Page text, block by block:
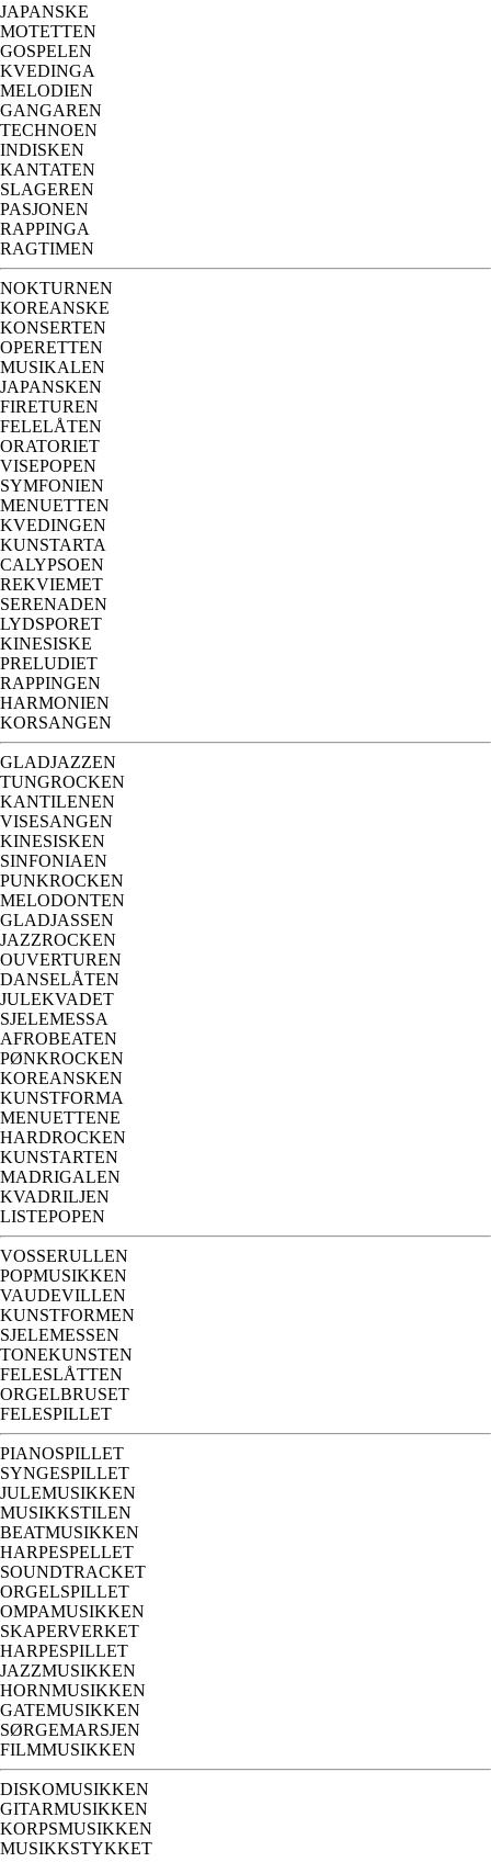
JAPANSKE
MOTETTEN
GOSPELEN
KVEDINGA
MELODIEN
GANGAREN
TECHNOEN
INDISKEN
KANTATEN
SLAGEREN
PASJONEN
RAPPINGA
RAGTIMEN
NOKTURNEN
KOREANSKE
KONSERTEN
OPERETTEN
MUSIKALEN
JAPANSKEN
FIRETUREN
FELELÅTEN
ORATORIET
VISEPOPEN
SYMFONIEN
MENUETTEN
KVEDINGEN
KUNSTARTA
CALYPSOEN
REKVIEMET
SERENADEN
LYDSPORET
KINESISKE
PRELUDIET
RAPPINGEN
HARMONIEN
KORSANGEN
GLADJAZZEN
TUNGROCKEN
KANTILENEN
VISESANGEN
KINESISKEN
SINFONIAEN
PUNKROCKEN
MELODONTEN
GLADJASSEN
JAZZROCKEN
OUVERTUREN
DANSELÅTEN
JULEKVADET
SJELEMESSA
AFROBEATEN
PØNKROCKEN
KOREANSKEN
KUNSTFORMA
MENUETTENE
HARDROCKEN
KUNSTARTEN
MADRIGALEN
KVADRILJEN
LISTEPOPEN
VOSSERULLEN
POPMUSIKKEN
VAUDEVILLEN
KUNSTFORMEN
SJELEMESSEN
TONEKUNSTEN
FELESLÅTTEN
ORGELBRUSET
FELESPILLET
PIANOSPILLET
SYNGESPILLET
JULEMUSIKKEN
MUSIKKSTILEN
BEATMUSIKKEN
HARPESPELLET
SOUNDTRACKET
ORGELSPILLET
OMPAMUSIKKEN
SKAPERVERKET
HARPESPILLET
JAZZMUSIKKEN
HORNMUSIKKEN
GATEMUSIKKEN
SØRGEMARSJEN
FILMMUSIKKEN
DISKOMUSIKKEN
GITARMUSIKKEN
KORPSMUSIKKEN
MUSIKKSTYKKET